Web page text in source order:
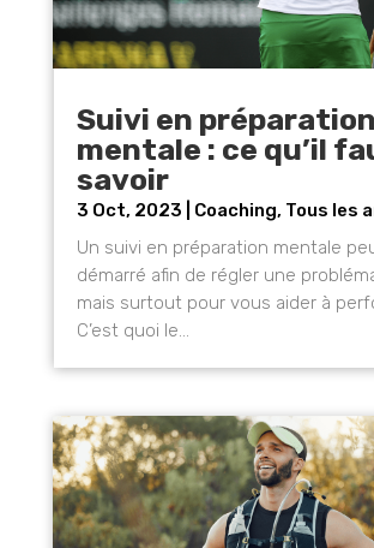
Suivi en préparation
mentale : ce qu’il
savoir
3 Oct, 2023 Coaching, Tous les
Un suivi en préparation mentale
démarré afin de régler une
mais surtout pour vous aider à
C’est quoi le...